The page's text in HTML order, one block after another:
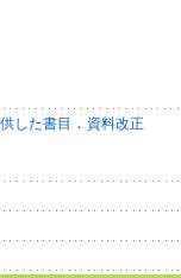
した書目 ． 資料改正